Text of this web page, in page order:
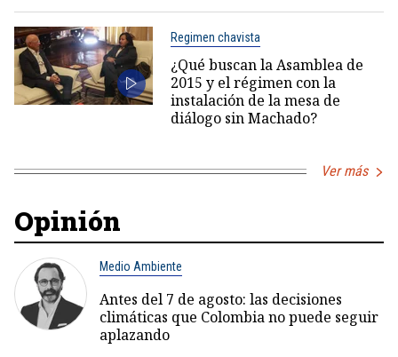
Regimen chavista
¿Qué buscan la Asamblea de
2015 y el régimen con la
instalación de la mesa de
diálogo sin Machado?
Ver más
Opinión
Medio Ambiente
Antes del 7 de agosto: las decisiones
climáticas que Colombia no puede seguir
aplazando